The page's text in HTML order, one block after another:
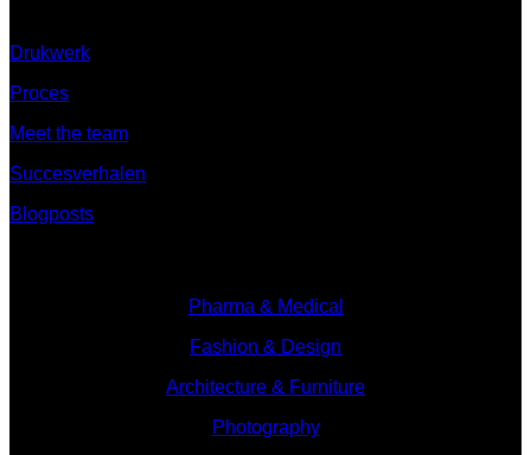
Drukwerk
Proces
Meet the team
Succesverhalen
Blogposts
Pharma & Medical
Fashion & Design
Architecture & Furniture
Photography